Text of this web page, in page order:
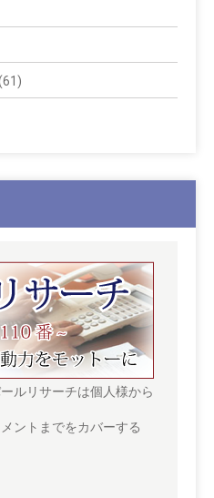
ルリサーチは個人様から
ントまでをカバーする